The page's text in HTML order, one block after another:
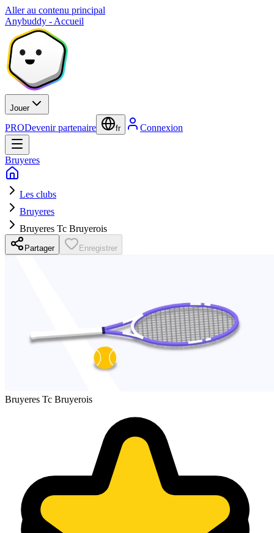
Aller au contenu principal
Anybuddy - Accueil
Jouer
PRODevenir partenaire fr Connexion
Bruyeres
Les clubs
Bruyeres
Bruyeres Tc Bruyerois
Partager Enregistrer
Bruyeres Tc Bruyerois